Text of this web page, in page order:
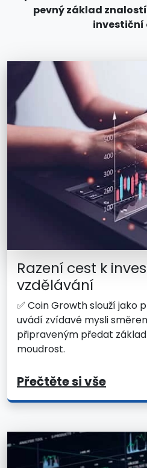
pevný základ
investiční
Razení cest k
vzdělávání
✅ Coin Growth slouží jako
uvádí zvídavé mysli
připraveným předat
moudrost.
Přečtěte si vše